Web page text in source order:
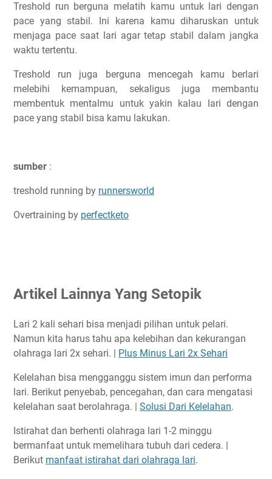
Treshold run berguna melatih kamu untuk lari dengan
pace yang stabil. Ini karena kamu diharuskan untuk
menjaga pace saat lari agar tetap stabil dalam jangka
waktu tertentu.
Treshold run juga berguna mencegah kamu berlari
melebihi kemampuan, sekaligus juga membantu
membentuk mentalmu untuk yakin kalau lari dengan
pace yang stabil bisa kamu lakukan.
sumber :
treshold running by runnersworld
Overtraining by perfectketo
Artikel Lainnya Yang Setopik
Lari 2 kali sehari bisa menjadi pilihan untuk pelari.
Namun kita harus tahu apa kelebihan dan kekurangan
olahraga lari 2x sehari. | Plus Minus Lari 2x Sehari
Kelelahan bisa mengganggu sistem imun dan performa
lari. Berikut penyebab, pencegahan, dan cara mengatasi
kelelahan saat berolahraga. | Solusi Dari Kelelahan.
Istirahat dan berhenti olahraga lari 1-2 minggu
bermanfaat untuk memelihara tubuh dari cedera. |
Berikut manfaat istirahat dari olahraga lari.